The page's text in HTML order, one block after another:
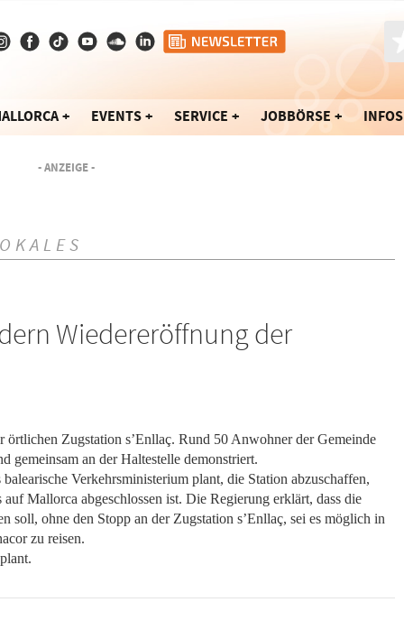
EVENTS SERVICE JOBBÖRSE INFOS
- ANZEIGE -
Wiedereröffnung der
Zugstation s’Enllaç. Rund 50 Anwohner der Gemeinde
gemeinsam an der Haltestelle demonstriert.
Verkehrsministerium plant, die Station abzuschaffen,
Mallorca abgeschlossen ist. Die Regierung erklärt, dass die
soll, ohne den Stopp an der Zugstation s’Enllaç, sei es möglich in
zu reisen.